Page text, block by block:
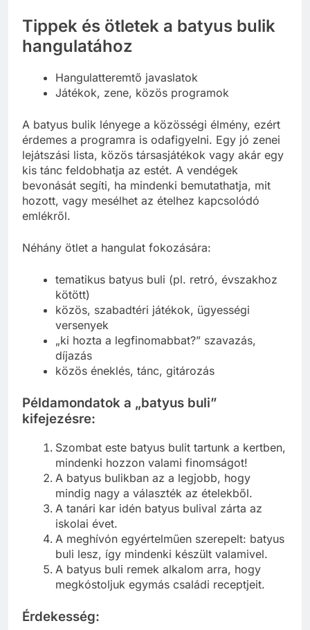
Tippek és ötletek a batyus bulik
hangulatához
Hangulatteremtő javaslatok
Játékok, zene, közös programok
A batyus bulik lényege a közösségi élmény, ezért
érdemes a programra is odafigyelni. Egy jó zenei
lejátszási lista, közös társasjátékok vagy akár egy
kis tánc feldobhatja az estét. A vendégek
bevonását segíti, ha mindenki bemutathatja, mit
hozott, vagy mesélhet az ételhez kapcsolódó
emlékről.
Néhány ötlet a hangulat fokozására:
tematikus batyus buli (pl. retró, évszakhoz
kötött)
közös, szabadtéri játékok, ügyességi
versenyek
„ki hozta a legfinomabbat?” szavazás,
díjazás
közös éneklés, tánc, gitározás
Példamondatok a „batyus buli”
kifejezésre:
Szombat este batyus bulit tartunk a kertben,
mindenki hozzon valami finomságot!
A batyus bulikban az a legjobb, hogy
mindig nagy a választék az ételekből.
A tanári kar idén batyus bulival zárta az
iskolai évet.
A meghívón egyértelműen szerepelt: batyus
buli lesz, így mindenki készült valamivel.
A batyus buli remek alkalom arra, hogy
megkóstoljuk egymás családi receptjeit.
Érdekesség: